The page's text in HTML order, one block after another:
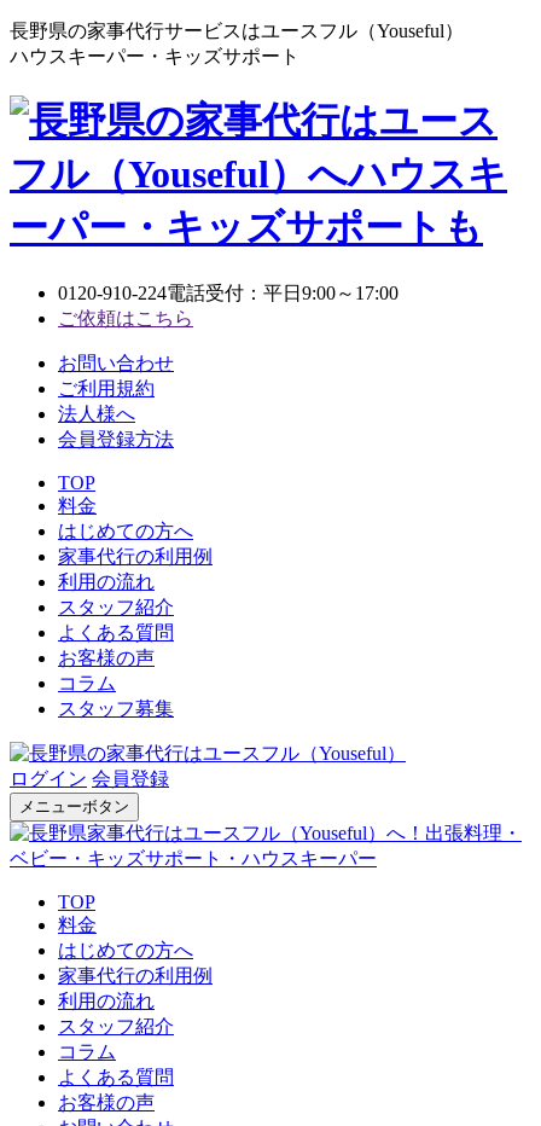
長野県の家事代行サービスはユースフル（Youseful）
ハウスキーパー・キッズサポート
0120-910-224電話受付：平日9:00～17:00
ご依頼はこちら
お問い合わせ
ご利用規約
法人様へ
会員登録方法
TOP
料金
はじめての方へ
家事代行の利用例
利用の流れ
スタッフ紹介
よくある質問
お客様の声
コラム
スタッフ募集
ログイン 会員登録
メニューボタン
TOP
料金
はじめての方へ
家事代行の利用例
利用の流れ
スタッフ紹介
コラム
よくある質問
お客様の声